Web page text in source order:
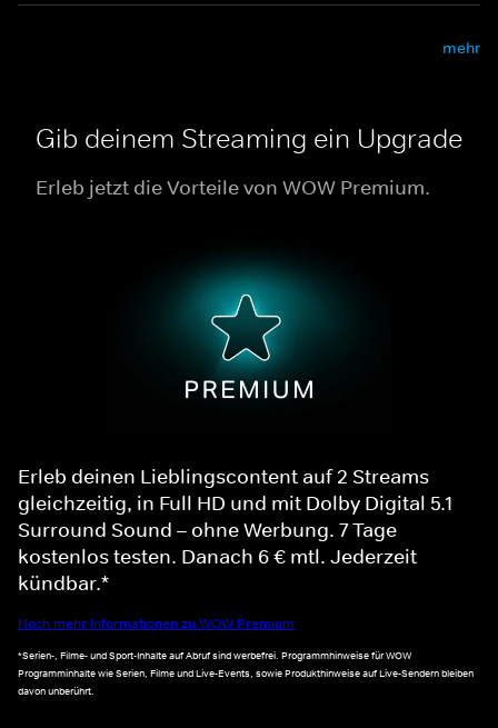
mehr
Gib deinem Streaming ein Upgrade
Erleb jetzt die Vorteile von WOW Premium.
Erleb deinen Lieblingscontent auf 2 Streams
gleichzeitig, in Full HD und mit Dolby Digital 5.1
Surround Sound – ohne Werbung. 7 Tage
kostenlos testen. Danach 6 € mtl. Jederzeit
kündbar.*
Noch mehr Informationen zu WOW Premium
*Serien-, Filme- und Sport-Inhalte auf Abruf sind werbefrei. Programmhinweise für WOW
Programminhalte wie Serien, Filme und Live-Events, sowie Produkthinweise auf Live-Sendern bleiben
davon unberührt.